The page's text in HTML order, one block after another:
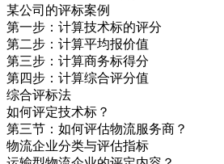
某公司的评标案例
第一步：计算技术标的评分
第二步：计算平均报价值
第三步：计算商务标得分
第四步：计算综合评分值
综合评标法
如何评定技术标？
第三节：如何评估物流服务商？
物流企业分类与评估指标